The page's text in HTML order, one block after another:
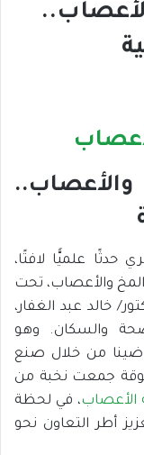
علميًّا لافتًا،
المخ والأعصاب، تحت
خالد عبد الغفار،
والسكان. وهو
من خلال صنع
جمعت نخبة من
الأعصاب، في لحظة
أطر التعاون نحو